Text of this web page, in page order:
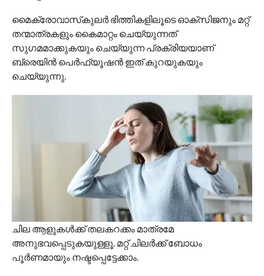
മൈക്രോവാസ്‌കുലര്‍ ഭിത്തികളിലൂടെ ഓക്‌സിജനും മറ്റ്
തന്മാത്രകളും കൈമാറ്റം ചെയ്യുന്നത്
സുഗമമാക്കുകയും ചെയ്യുന്ന പ്രക്രിയയാണ്
ബ്രെയിന്‍ പെര്‍ഫ്യൂഷന്‍ ഇത് കുറയുകയും
ചെയ്യുന്നു.
ചില ആളുകള്‍ക്ക് തലകറക്കം മാത്രമേ
അനുഭവപ്പെടുകയുള്ളൂ. മറ്റ് ചിലര്‍ക്ക് ബോധം
പൂര്‍ണമായും നഷ്ടപ്പെട്ടേക്കാം.